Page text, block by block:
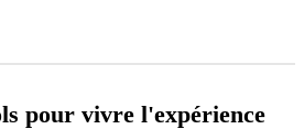
pour vivre l'expérience